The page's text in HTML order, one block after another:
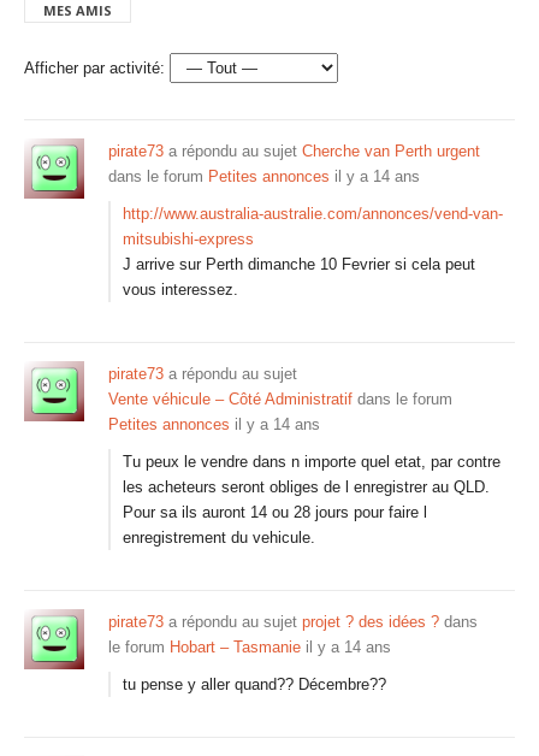
MES AMIS
Afficher par activité:
pirate73 a répondu au sujet Cherche van Perth urgent
dans le forum Petites annonces il y a 14 ans
http://www.australia-australie.com/annonces/vend-van-
mitsubishi-express
J arrive sur Perth dimanche 10 Fevrier si cela peut
vous interessez.
pirate73 a répondu au sujet
Vente véhicule – Côté Administratif dans le forum
Petites annonces il y a 14 ans
Tu peux le vendre dans n importe quel etat, par contre
les acheteurs seront obliges de l enregistrer au QLD.
Pour sa ils auront 14 ou 28 jours pour faire l
enregistrement du vehicule.
pirate73 a répondu au sujet projet ? des idées ? dans
le forum Hobart – Tasmanie il y a 14 ans
tu pense y aller quand?? Décembre??